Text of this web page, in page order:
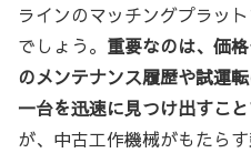
ラインのマッチングプラッ
でしょう。 重要なのは、価
のメンテナンス履歴や試運
一台を迅速に見つけ出すこと
が、中古工作機械がもたら